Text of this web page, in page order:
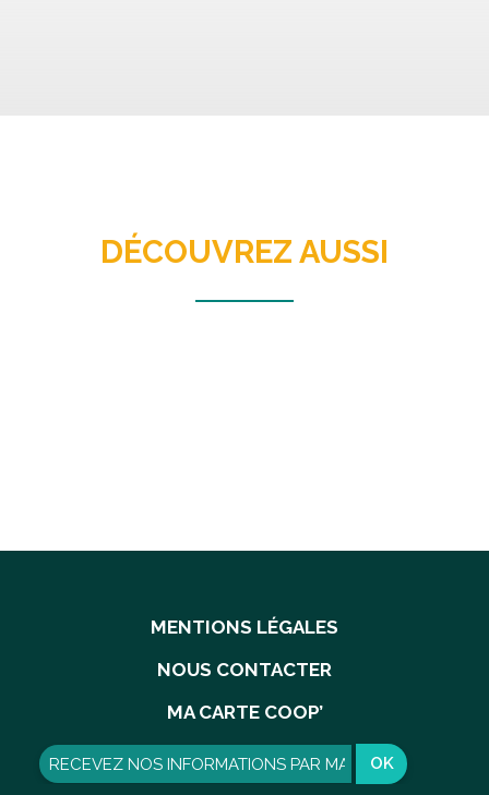
DÉCOUVREZ AUSSI
MENTIONS LÉGALES
NOUS CONTACTER
MA CARTE COOP’
OK